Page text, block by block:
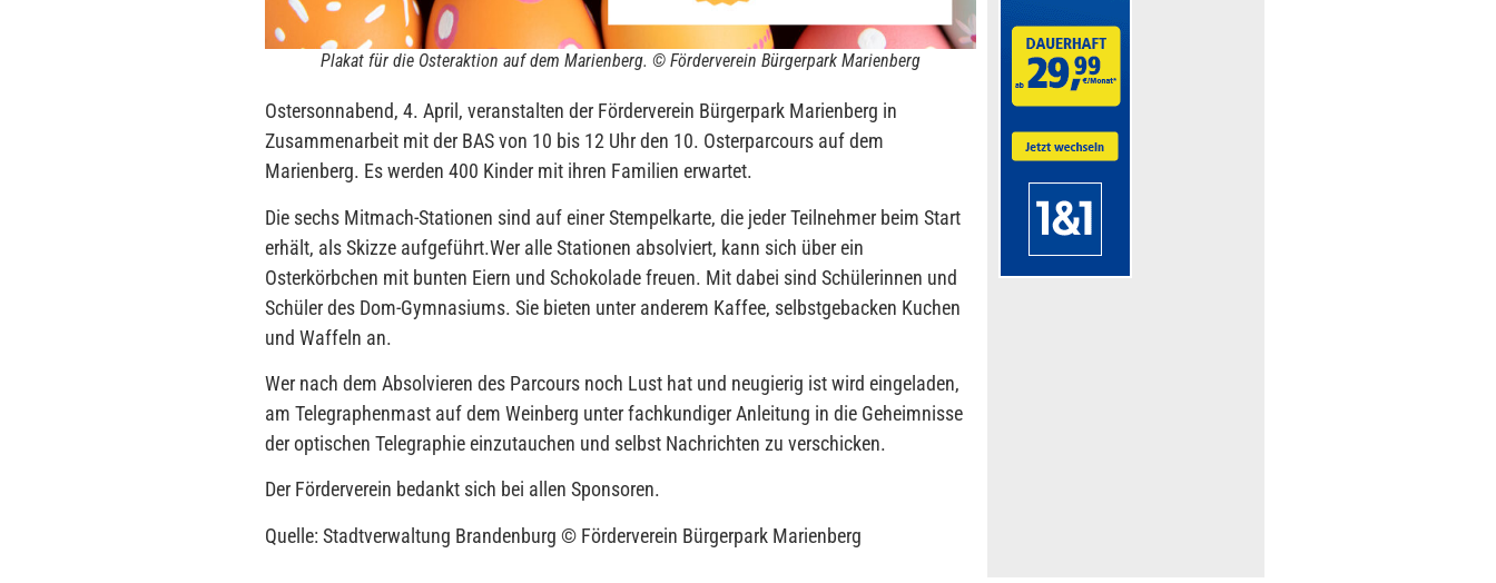
Plakat für die Osteraktion auf dem Marienberg. © Förderverein Bürgerpark Marienberg
Ostersonnabend, 4. April, veranstalten der Förderverein Bürgerpark Marienberg in
Zusammenarbeit mit der BAS von 10 bis 12 Uhr den 10. Osterparcours auf dem
Marienberg. Es werden 400 Kinder mit ihren Familien erwartet.
Die sechs Mitmach-Stationen sind auf einer Stempelkarte, die jeder Teilnehmer beim Start
erhält, als Skizze aufgeführt.Wer alle Stationen absolviert, kann sich über ein
Osterkörbchen mit bunten Eiern und Schokolade freuen. Mit dabei sind Schülerinnen und
Schüler des Dom-Gymnasiums. Sie bieten unter anderem Kaffee, selbstgebacken Kuchen
und Waffeln an.
Wer nach dem Absolvieren des Parcours noch Lust hat und neugierig ist wird eingeladen,
am Telegraphenmast auf dem Weinberg unter fachkundiger Anleitung in die Geheimnisse
der optischen Telegraphie einzutauchen und selbst Nachrichten zu verschicken.
Der Förderverein bedankt sich bei allen Sponsoren.
Quelle: Stadtverwaltung Brandenburg © Förderverein Bürgerpark Marienberg